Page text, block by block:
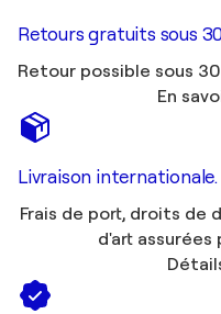
Retours gratuits sous
Retour possible sous
En
Livraison
Frais de port, droits de
d'art